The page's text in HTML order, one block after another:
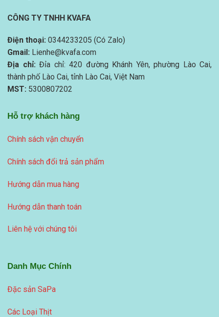
CÔNG TY TNHH KVAFA
Điện thoại: 0344233205 (Có Zalo)
Gmail: Lienhe@kvafa.com
Địa chỉ: Đỉa chỉ: 420 đường Khánh Yên, phường Lào Cai,
thành phố Lào Cai, tỉnh Lào Cai, Việt Nam
MST: 5300807202
Hỗ trợ khách hàng
Chính sách vận chuyển
Chính sách đổi trả sản phẩm
Hướng dẫn mua hàng
Hướng dẫn thanh toán
Liên hệ với chúng tôi
Danh Mục Chính
Đặc sản SaPa
Các Loại Thịt